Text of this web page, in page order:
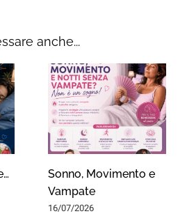
anche...
Sonno, Movimento e
Vampate
16/07/2026